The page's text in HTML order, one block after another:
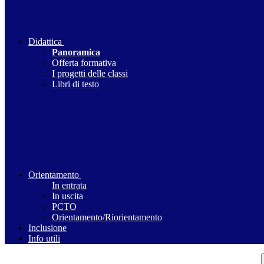
Didattica
Panoramica
Offerta formativa
I progetti delle classi
Libri di testo
Orientamento
In entrata
In uscita
PCTO
Orientamento/Riorientamento
Inclusione
Info utili